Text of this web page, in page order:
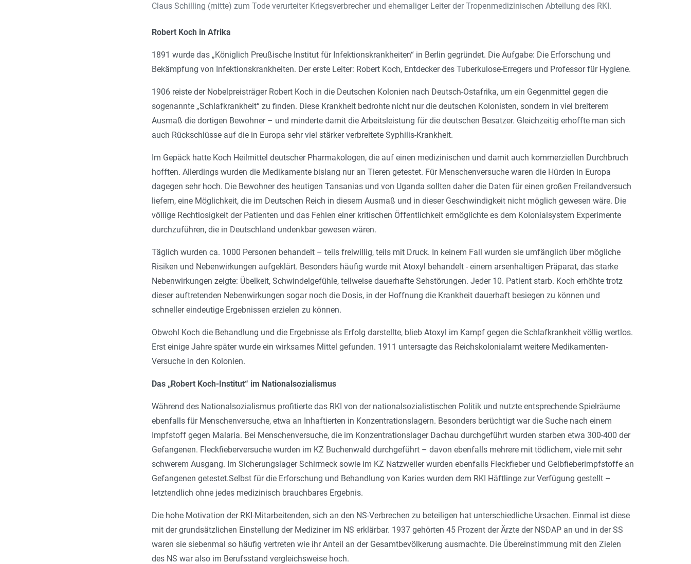
Claus Schilling (mitte) zum Tode verurteiter Kriegsverbrecher und ehemaliger Leiter der Tropen­medizinischen Abteilung des RKI.
Robert Koch in Afrika
1891 wurde das „Königlich Preußische Institut für Infektionskrankheiten“ in Berlin gegründet. Die Aufgabe: Die Erforschung und
Bekämpfung von Infektionskrankheiten. Der erste Leiter: Robert Koch, Entdecker des Tuberkulose-Erregers und Professor für Hygiene.
1906 reiste der Nobelpreisträger Robert Koch in die Deutschen Kolonien nach Deutsch-Ostafrika, um ein Gegenmittel gegen die
sogenannte „Schlafkrankheit“ zu finden. Diese Krankheit bedrohte nicht nur die deutschen Kolonisten, sondern in viel breiterem
Ausmaß die dortigen Bewohner – und minderte damit die Arbeitsleistung für die deutschen Besatzer. Gleichzeitig erhoffte man sich
auch Rückschlüsse auf die in Europa sehr viel stärker verbreitete Syphilis-Krankheit.
Im Gepäck hatte Koch Heilmittel deutscher Pharmakologen, die auf einen medizinischen und damit auch kommerziellen Durchbruch
hofften. Allerdings wurden die Medikamente bislang nur an Tieren getestet. Für Menschenversuche waren die Hürden in Europa
dagegen sehr hoch. Die Bewohner des heutigen Tansanias und von Uganda sollten daher die ­Daten für einen großen Freilandversuch
liefern, eine Möglichkeit, die im Deutschen Reich in diesem Ausmaß und in dieser Geschwindigkeit nicht möglich gewesen wäre. Die
völlige Rechtlosigkeit der Patienten und das Fehlen einer kritischen Öffentlichkeit ermöglichte es dem Kolonialsystem Experimente
durchzuführen, die in Deutschland undenkbar gewesen wären.
Täglich wurden ca. 1000 Personen behandelt – teils freiwillig, teils mit Druck. In keinem Fall wurden sie umfänglich über mögliche
Risiken und Nebenwirkungen aufgeklärt. Besonders häufig wurde mit Atoxyl behandelt - einem arsenhaltigen Präparat, das starke
Nebenwirkungen zeigte: Übelkeit, Schwindelgefühle, teilweise dauerhafte Sehstörungen. Jeder 10. Patient starb. Koch erhöhte trotz
dieser auftretenden Nebenwirkungen sogar noch die Dosis, in der Hoffnung die Krankheit dauerhaft besiegen zu können und
schneller eindeutige Ergebnissen erzielen zu können.
Obwohl Koch die Behandlung und die Ergebnisse als Erfolg darstellte, blieb Atoxyl im Kampf gegen die Schlafkrankheit völlig wertlos.
Erst einige Jahre später wurde ein wirksames Mittel gefunden. 1911 untersagte das Reichskolonialamt weitere Medikamenten-
Versuche in den Kolonien.
Das „Robert Koch-Institut“ im Nationalsozialismus
Während des Nationalsozialismus profitierte das RKI von der nationalsozialistischen Politik und nutzte entsprechende Spielräume
ebenfalls für Menschenversuche, etwa an Inhaftierten in Konzentrationslagern. Besonders berüchtigt war die Suche nach einem
Impfstoff gegen Malaria. Bei Menschenversuche, die im Konzentrationslager Dachau durchgeführt wurden starben etwa 300-400 der
Gefangenen. Fleckfieberversuche wurden im KZ Buchenwald durchgeführt – davon ebenfalls mehrere mit tödlichem, viele mit sehr
schwerem Ausgang. Im Sicherungslager Schirmeck sowie im KZ Natzweiler wurden ebenfalls Fleckfieber und Gelbfieberimpfstoffe an
Gefangenen getestet.Selbst für die Erforschung und Behandlung von Karies wurden dem RKI Häftlinge zur Verfügung gestellt –
letztendlich ohne jedes medizinisch brauchbares Ergebnis.
Die hohe Motivation der RKI-Mitarbeitenden, sich an den NS-Verbrechen zu beteiligen hat unterschiedliche Ursachen. Einmal ist diese
mit der grundsätzlichen Einstellung der Mediziner im NS erklärbar. 1937 gehörten 45 Prozent der Ärzte der NSDAP an und in der SS
waren sie siebenmal so häufig vertreten wie ihr Anteil an der Gesamtbevölkerung ausmachte. Die Übereinstimmung mit den Zielen
des NS war also im Berufsstand vergleichsweise hoch.